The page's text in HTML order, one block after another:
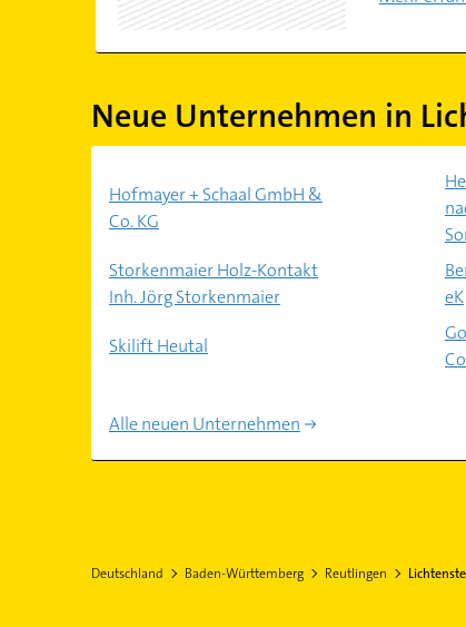
Neue Unternehmen in
Hofmayer + Schaal GmbH &
Co. KG
Storkenmaier Holz-Kontakt
Inh. Jörg Storkenmaier
eK
Skilift Heutal
Alle neuen Unternehmen
Deutschland Baden-Württemberg Reutlingen